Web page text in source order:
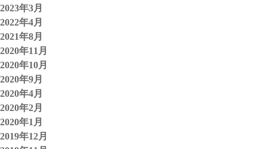
2023年3月
2022年4月
2021年8月
2020年11月
2020年10月
2020年9月
2020年4月
2020年2月
2020年1月
2019年12月